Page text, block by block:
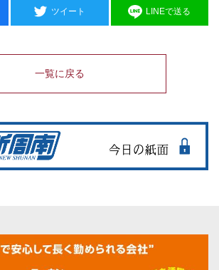
ツイート LINEで送る
一覧に戻る